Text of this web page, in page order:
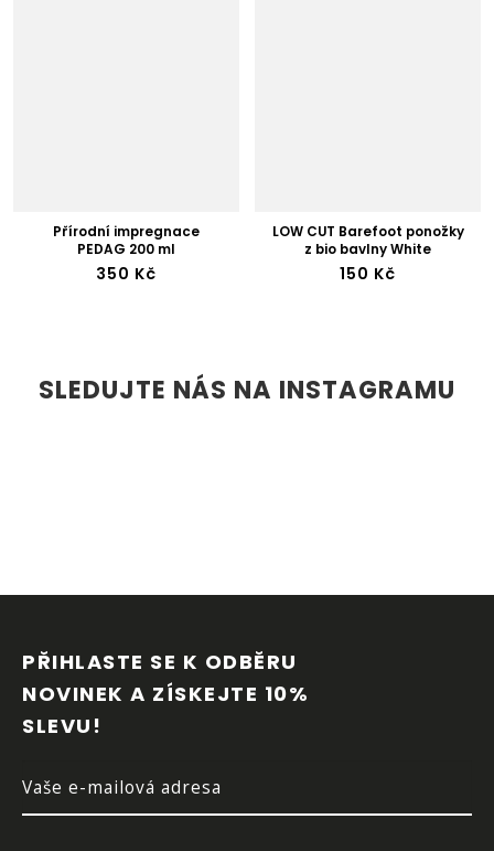
Přírodní impregnace
PEDAG 200 ml
350 Kč
LOW CUT Barefoot ponožky
z bio bavlny White
150 Kč
SLEDUJTE NÁS NA INSTAGRAMU
PŘIHLASTE SE K ODBĚRU
NOVINEK A ZÍSKEJTE 10%
SLEVU!